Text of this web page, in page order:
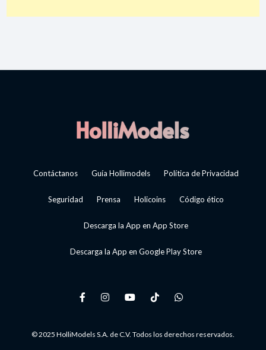
Contáctanos Guía Hollimodels Política de Privacidad
Seguridad Prensa Holicoins Código ético
Descarga la App en App Store
Descarga la App en Google Play Store
© 2025 HolliModels S.A. de C.V. Todos los derechos reservados.